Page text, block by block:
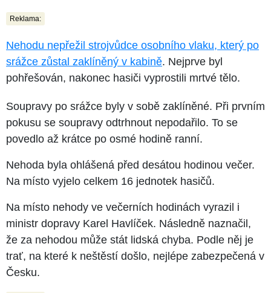
Reklama:
Nehodu nepřežil strojvůdce osobního vlaku, který po
srážce zůstal zaklíněný v kabině. Nejprve byl
pohřešován, nakonec hasiči vyprostili mrtvé tělo.
Soupravy po srážce byly v sobě zaklíněné. Při prvním
pokusu se soupravy odtrhnout nepodařilo. To se
povedlo až krátce po osmé hodině ranní.
Nehoda byla ohlášená před desátou hodinou večer.
Na místo vyjelo celkem 16 jednotek hasičů.
Na místo nehody ve večerních hodinách vyrazil i
ministr dopravy Karel Havlíček. Následně naznačil,
že za nehodou může stát lidská chyba. Podle něj je
trať, na které k neštěstí došlo, nejlépe zabezpečená v
Česku.